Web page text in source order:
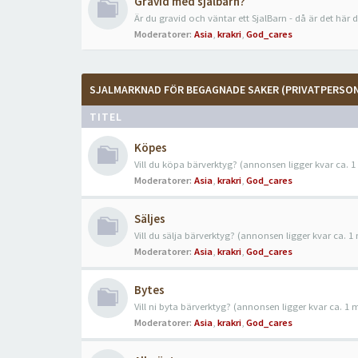
Är du gravid och väntar ett SjalBarn - då är det här
Moderatorer: Asia, krakri, God_cares
SJALMARKNAD FÖR BEGAGNADE SAKER
TITEL
Köpes
Vill du köpa bärverktyg? (annonsen ligger kvar ca.
Moderatorer: Asia, krakri, God_cares
Säljes
Vill du sälja bärverktyg? (annonsen ligger kvar ca. 1
Moderatorer: Asia, krakri, God_cares
Bytes
Vill ni byta bärverktyg? (annonsen ligger kvar ca. 1
Moderatorer: Asia, krakri, God_cares